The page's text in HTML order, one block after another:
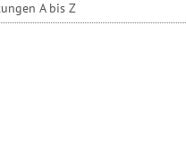
A bis Z